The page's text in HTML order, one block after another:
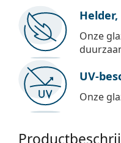
Onze
UV-
Onze